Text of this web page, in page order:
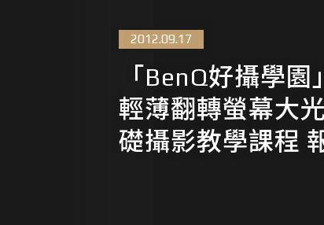
2012.09.17
「BenQ好攝學
輕薄翻轉螢幕大
礎攝影教學課程